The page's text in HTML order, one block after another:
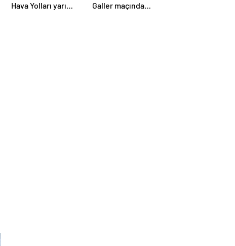
Hava Yolları yarı
Galler maçında